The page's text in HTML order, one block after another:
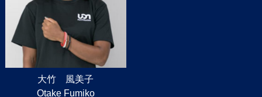
大竹 風美子
Otake Fumiko